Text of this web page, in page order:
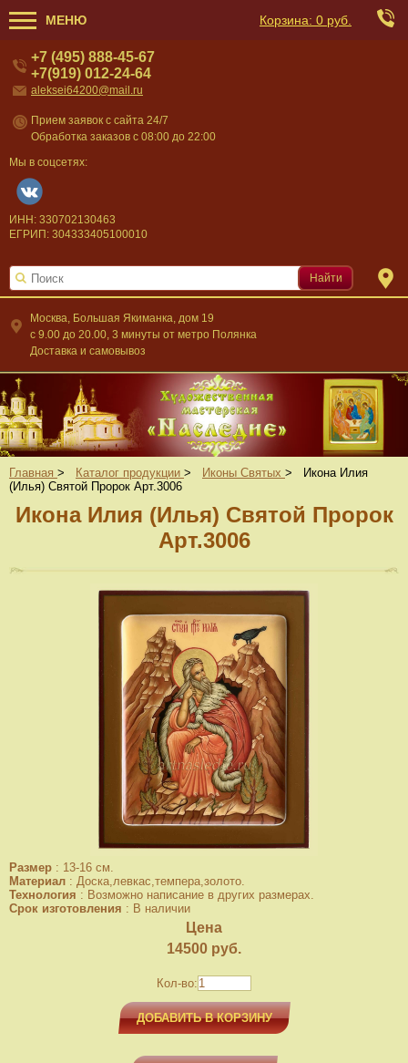
МЕНЮ Корзина: 0 руб.
Москва, Большая Якиманка, дом 19
c 9.00 до 20.00, 3 минуты от метро Полянка
Доставка и самовывоз
+7 (495) 888-45-67
+7(919) 012-24-64
aleksei64200@mail.ru
Прием заявок с сайта 24/7
Обработка заказов с 08:00 до 22:00
Мы в соцсетях:
ИНН: 330702130463
ЕГРИП: 304333405100010
Найти
Главная > Каталог продукции > Иконы Святых >
Икона Илия
(Илья) Святой Пророк Арт.3006
Икона Илия (Илья) Святой Пророк
Арт.3006
Размер : 13-16 см.
Материал : Доска,левкас,темпера,золото.
Технология : Возможно написание в других размерах.
Срок изготовления : В наличии
Цена
14500 руб.
Кол-во:
ДОБАВИТЬ В КОРЗИНУ